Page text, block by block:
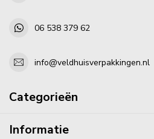
06 538 379 62
info@veldhuisverpakkingen.nl
Categorieën
Informatie